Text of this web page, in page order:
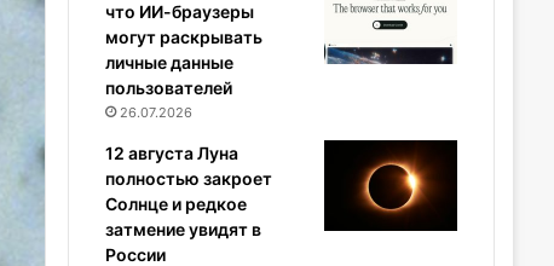
что ИИ-браузеры
могут раскрывать
личные данные
пользователей
26.07.2026
12 августа Луна
полностью закроет
Солнце и редкое
затмение увидят в
России